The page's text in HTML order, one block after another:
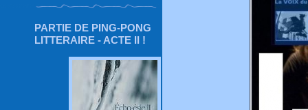
PARTIE DE PING-PONG
LITTERAIRE - ACTE II !